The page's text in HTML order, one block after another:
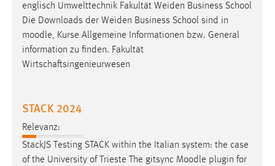
englisch Umwelttechnik Fakultät Weiden Business School
Die Downloads der Weiden Business School sind in
moodle, Kurse Allgemeine Informationen bzw. General
information zu finden. Fakultät
Wirtschaftsingenieurwesen
STACK 2024
Relevanz:
StackJS Testing STACK within the Italian system: the case
of the University of Trieste The gitsync Moodle plugin for
Cookie Laufzeit:
30 Tage
Chat
MibewSessionID, MIBEW_UserID, mibew_locale, mibew-
Zweck:
Wird benötigt um die Chatfunktion nutzen zu können.